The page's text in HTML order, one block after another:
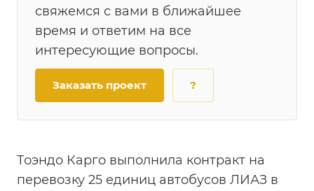
свяжемся с вами в ближайшее
время и ответим на все
интересующие вопросы.
Заказать проект ?
Тоэндо Карго выполнила контракт на
перевозку 25 единиц автобусов ЛИАЗ в